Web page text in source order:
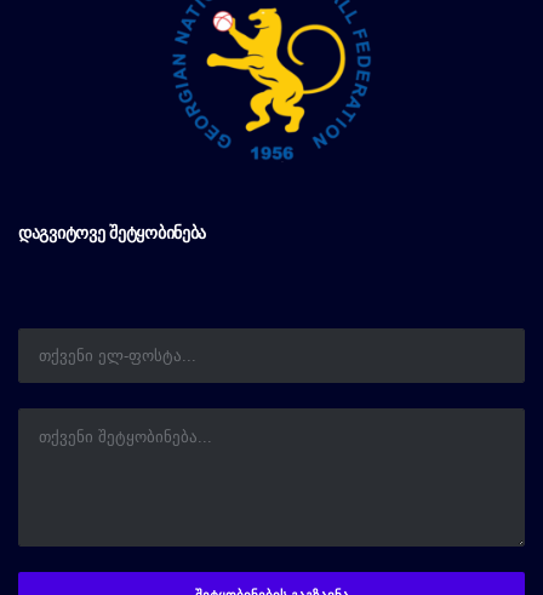
ᲓᲐᲒᲕᲘᲢᲝᲕᲔ ᲨᲔᲢᲧᲝᲑᲘᲜᲔᲑᲐ